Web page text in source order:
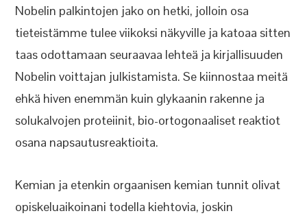
Nobelin palkintojen jako on hetki, jolloin osa
tieteistämme tulee viikoksi näkyville ja katoaa sitten
taas odottamaan seuraavaa lehteä ja kirjallisuuden
Nobelin voittajan julkistamista. Se kiinnostaa meitä
ehkä hiven enemmän kuin glykaanin rakenne ja
solukalvojen proteiinit, bio-ortogonaaliset reaktiot
osana napsautusreaktioita.
Kemian ja etenkin orgaanisen kemian tunnit olivat
opiskeluaikoinani todella kiehtovia, joskin